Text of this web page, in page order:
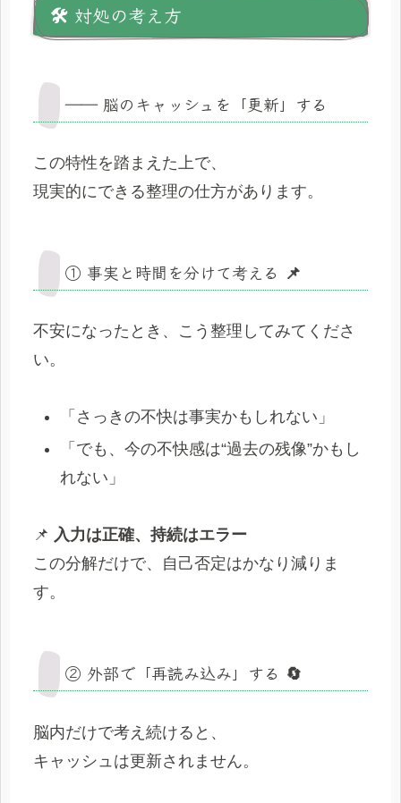
🛠️ 対処の考え方
―― 脳のキャッシュを「更新」する
この特性を踏まえた上で、
現実的にできる整理の仕方があります。
① 事実と時間を分けて考える 📌
不安になったとき、こう整理してみてくださ
い。
「さっきの不快は事実かもしれない」
「でも、今の不快感は“過去の残像”かもし
れない」
📌 入力は正確、持続はエラー
この分解だけで、自己否定はかなり減りま
す。
② 外部で「再読み込み」する 🔄
脳内だけで考え続けると、
キャッシュは更新されません。